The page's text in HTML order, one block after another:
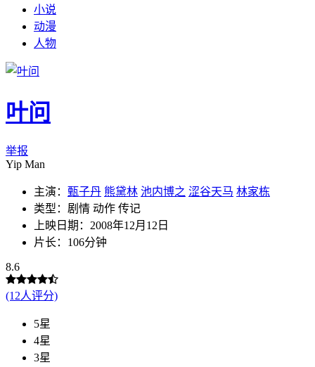
小说
动漫
人物
叶问
举报
Yip Man
主演： 甄子丹 熊黛林 池内博之 涩谷天马 林家栋
类型：剧情 动作 传记
上映日期：2008年12月12日
片长：106分钟
8.6
(12人评分)
5星
4星
3星